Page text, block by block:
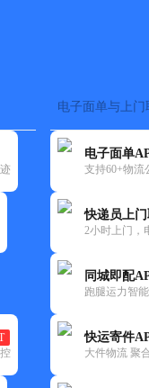
电子面单与上门
电子面单
支持60+物流
快递员上
2小时上门，
同城即配
跑腿运力智
快运寄件
大件物流 聚
快递时效
超市